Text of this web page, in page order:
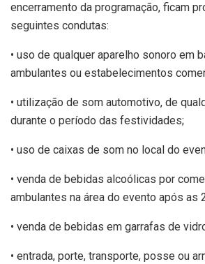
encerramento da programação, ficam
seguintes condutas:
•⁠ ⁠uso de qualquer aparelho sonoro em
ambulantes ou estabelecimentos
•⁠ ⁠utilização de som automotivo, de
durante o período das festividades;
•⁠ ⁠uso de caixas de som no local do
•⁠ ⁠venda de bebidas alcoólicas por
ambulantes na área do evento após as
•⁠ ⁠venda de bebidas em garrafas de
•⁠ ⁠entrada, porte, transporte, posse ou